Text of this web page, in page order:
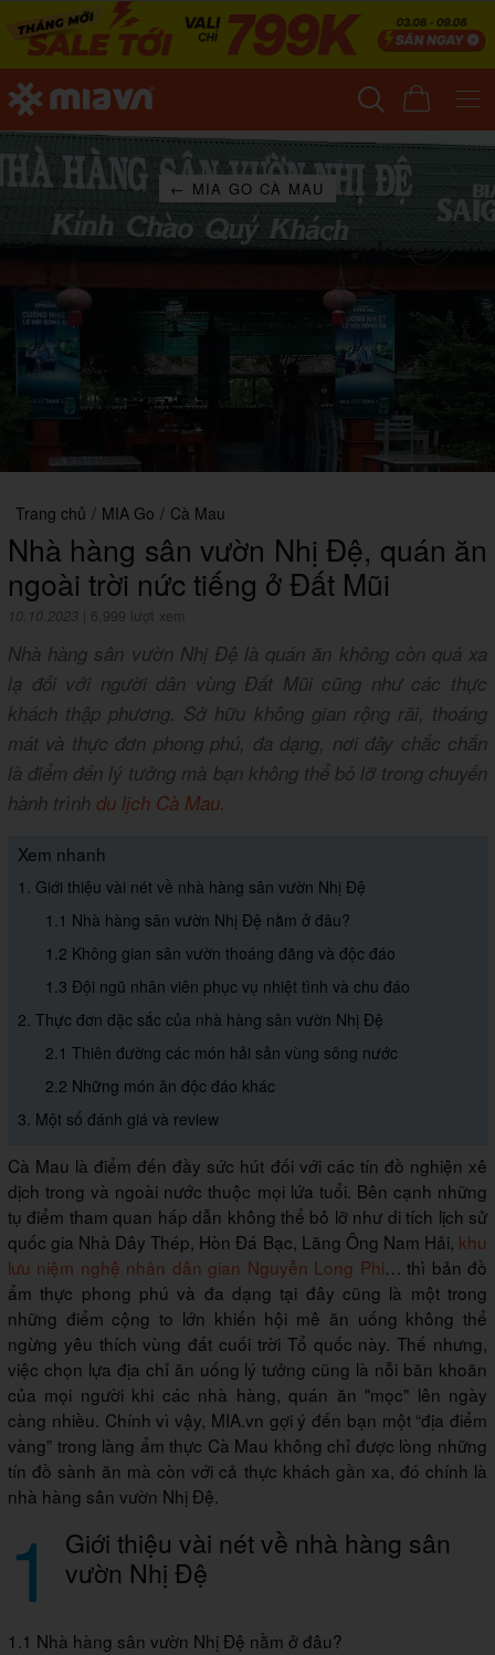
← MIA GO CÀ MAU
Trang chủ / MIA Go / Cà Mau
Nhà hàng sân vườn Nhị Đệ, quán ăn
ngoài trời nức tiếng ở Đất Mũi
10.10.2023 6,999 lượt xem
Nhà hàng sân vườn Nhị Đệ là quán ăn không còn quá xa
lạ đối với người dân vùng Đất Mũi cũng như các thực
khách thập phương. Sở hữu không gian rộng rãi, thoáng
mát và thực đơn phong phú, đa dạng, nơi đây chắc chắn
là điểm đến lý tưởng mà bạn không thể bỏ lỡ trong chuyến
hành trình du lịch Cà Mau.
Xem nhanh
1. Giới thiệu vài nét về nhà hàng sân vườn Nhị Đệ
1.1 Nhà hàng sân vườn Nhị Đệ nằm ở đâu?
1.2 Không gian sân vườn thoáng đãng và độc đáo
1.3 Đội ngũ nhân viên phục vụ nhiệt tình và chu đáo
2. Thực đơn đặc sắc của nhà hàng sân vườn Nhị Đệ
2.1 Thiên đường các món hải sản vùng sông nước
2.2 Những món ăn độc đáo khác
3. Một số đánh giá và review
Cà Mau là điểm đến đầy sức hút đối với các tín đồ nghiện xê
dịch trong và ngoài nước thuộc mọi lứa tuổi. Bên cạnh những
tụ điểm tham quan hấp dẫn không thể bỏ lỡ như di tích lịch sử
quốc gia Nhà Dây Thép, Hòn Đá Bạc, Lăng Ông Nam Hải, khu
lưu niệm nghệ nhân dân gian Nguyễn Long Phi… thì bản đồ
ẩm thực phong phú và đa dạng tại đây cũng là một trong
những điểm cộng to lớn khiến hội mê ăn uống không thể
ngừng yêu thích vùng đất cuối trời Tổ quốc này. Thế nhưng,
việc chọn lựa địa chỉ ăn uống lý tưởng cũng là nỗi băn khoăn
của mọi người khi các nhà hàng, quán ăn "mọc" lên ngày
càng nhiều. Chính vì vậy, MIA.vn gợi ý đến bạn một “địa điểm
vàng” trong làng ẩm thực Cà Mau không chỉ được lòng những
tín đồ sành ăn mà còn với cả thực khách gần xa, đó chính là
nhà hàng sân vườn Nhị Đệ.
1 Giới thiệu vài nét về nhà hàng sân
vườn Nhị Đệ
1.1 Nhà hàng sân vườn Nhị Đệ nằm ở đâu?